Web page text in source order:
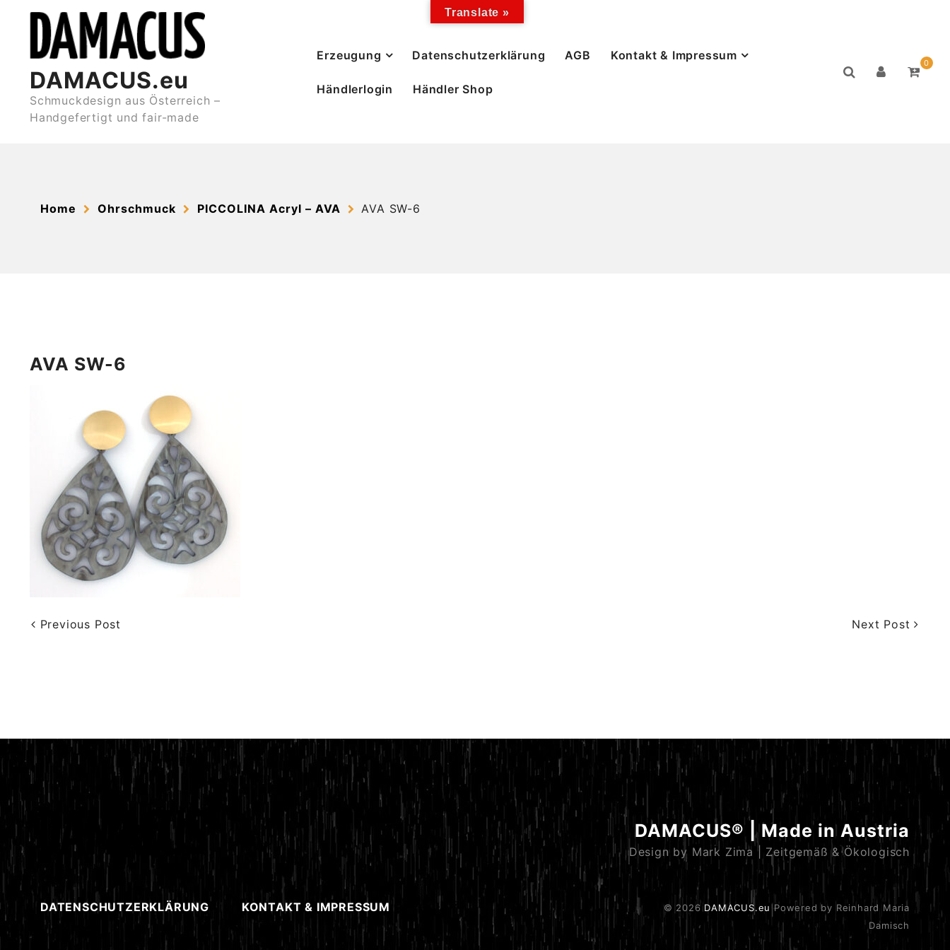
content
DAMACUS.eu
Schmuckdesign aus Österreich –
Handgefertigt und fair-made
Erzeugung Datenschutzerklärung AGB Kontakt & Impressum
Händlerlogin Händler Shop
0
Home Ohrschmuck PICCOLINA Acryl – AVA AVA SW-6
AVA SW-6
Previous Post Next Post
DAMACUS® | Made in Austria
Design by Mark Zima | Zeitgemäß & Ökologisch
DATENSCHUTZERKLÄRUNG KONTAKT & IMPRESSUM © 2026 DAMACUS.eu Powered by Reinhard Maria
Damisch
Translate »